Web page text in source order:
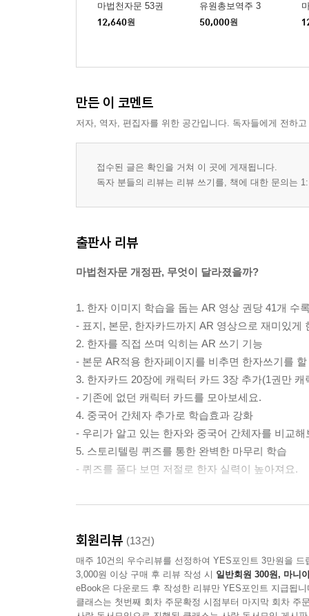
마법천자문 53권
12,640원
유원총보역주 3
50,000원
만든 이 코멘트
저자, 역자, 편집자를 위한 공간입니다. 독자들에게 전하
접수된 글은 확인을 거쳐 이 곳에 게재됩니다.
독자 분들의 리뷰는 리뷰 쓰기를, 책에 대한 문의는
출판사 리뷰
마법천자문 개정판, 무엇이 달라졌을까?
1. 한자 이미지 학습을 돕는 AR 영상 권당 41개 수
- 표지, 본문, 한자카드까지 AR 영상으로 재미있게
2. 한자를 직접 쓰며 익히는 AR 쓰기 기능
- 본문 AR적용 한자페이지를 비추면 한자쓰기를
3. 한자카드 20장에 캐릭터 카드 3장 추가(1권만 캐
- 기존에 없던 캐릭터 카드를 모아보세요.
4. 중국어 간체자 추가로 학습효과 강화
- 우리가 알고 있는 한자와 중국어 간체자를 비교해
5. 스토리텔링 퀴즈를 통한 완벽한 마무리 학습
- 퀴즈를 풀다 보면 저절로 한자 실력이 높아져요.
이미지 학습에서 쓰기 학습까지 도와주는 AR 체험
1. 앱스토어나 구글플레이에서 ‘마법천자문 공식앱
2. 앱을 실행하고 책 또는 카드를 비춰보세요.
3. 한번 인식된 AR 영상은 크기를 조절하거나, 방
회원리뷰 (13건)
매주 10건의 우수리뷰를 선정하여 YES포인트 3만원을 드
3,000원 이상 구매 후 리뷰 작성 시 일반회원 300원, 마니
eBook은 다운로드 후 작성한 리뷰만 YES포인트 지급됩니
클래스는 첫번째 회차 주문확정 시점부터 마지막 회차 주